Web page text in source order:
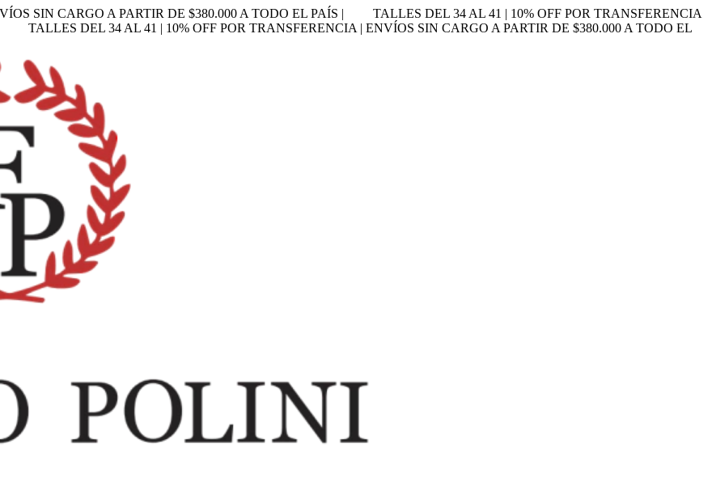
SIN CARGO A PARTIR DE $380.000 A TODO EL PAÍS |
TALLES DEL 34 AL 41 | 10% OFF POR TRANSFERENCIA
TALLES DEL 34 AL 41 | 10% OFF POR TRANSFERENCIA | ENVÍOS SIN CARGO A PARTIR DE $380.000 A TODO EL